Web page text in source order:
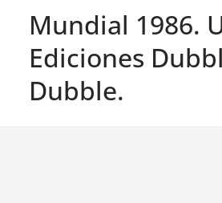
Mundial 1986.
Ediciones
Dubble.